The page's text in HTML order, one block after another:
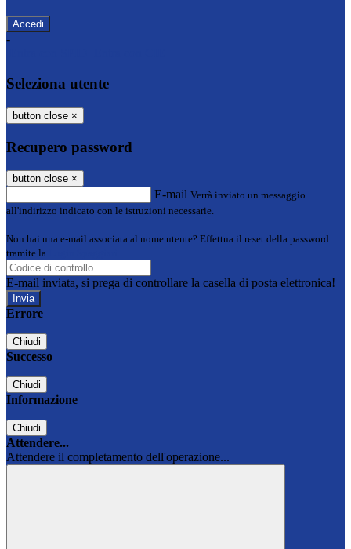
-
Seleziona utente
button close ×
Recupero password
button close ×
E-mail Verrà inviato un messaggio
all'indirizzo indicato con le istruzioni necessarie.
Non hai una e-mail associata al nome utente? Effettua il reset della password
tramite la
E-mail inviata, si prega di controllare la casella di posta elettronica!
Errore
Chiudi
Successo
Chiudi
Informazione
Chiudi
Attendere...
Attendere il completamento dell'operazione...